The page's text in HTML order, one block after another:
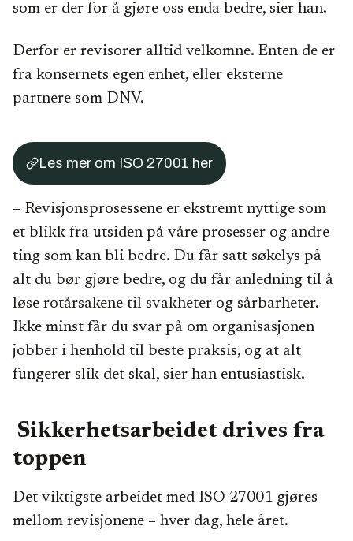
som er der for å gjøre oss enda bedre, sier han.
Derfor er revisorer alltid velkomne. Enten de er
fra konsernets egen enhet, eller eksterne
partnere som DNV.
Les mer om ISO 27001 her
– Revisjonsprosessene er ekstremt nyttige som
et blikk fra utsiden på våre prosesser og andre
ting som kan bli bedre. Du får satt søkelys på
alt du bør gjøre bedre, og du får anledning til å
løse rotårsakene til svakheter og sårbarheter.
Ikke minst får du svar på om organisasjonen
jobber i henhold til beste praksis, og at alt
fungerer slik det skal, sier han entusiastisk.
Sikkerhetsarbeidet drives fra
toppen
Det viktigste arbeidet med ISO 27001 gjøres
mellom revisjonene – hver dag, hele året.